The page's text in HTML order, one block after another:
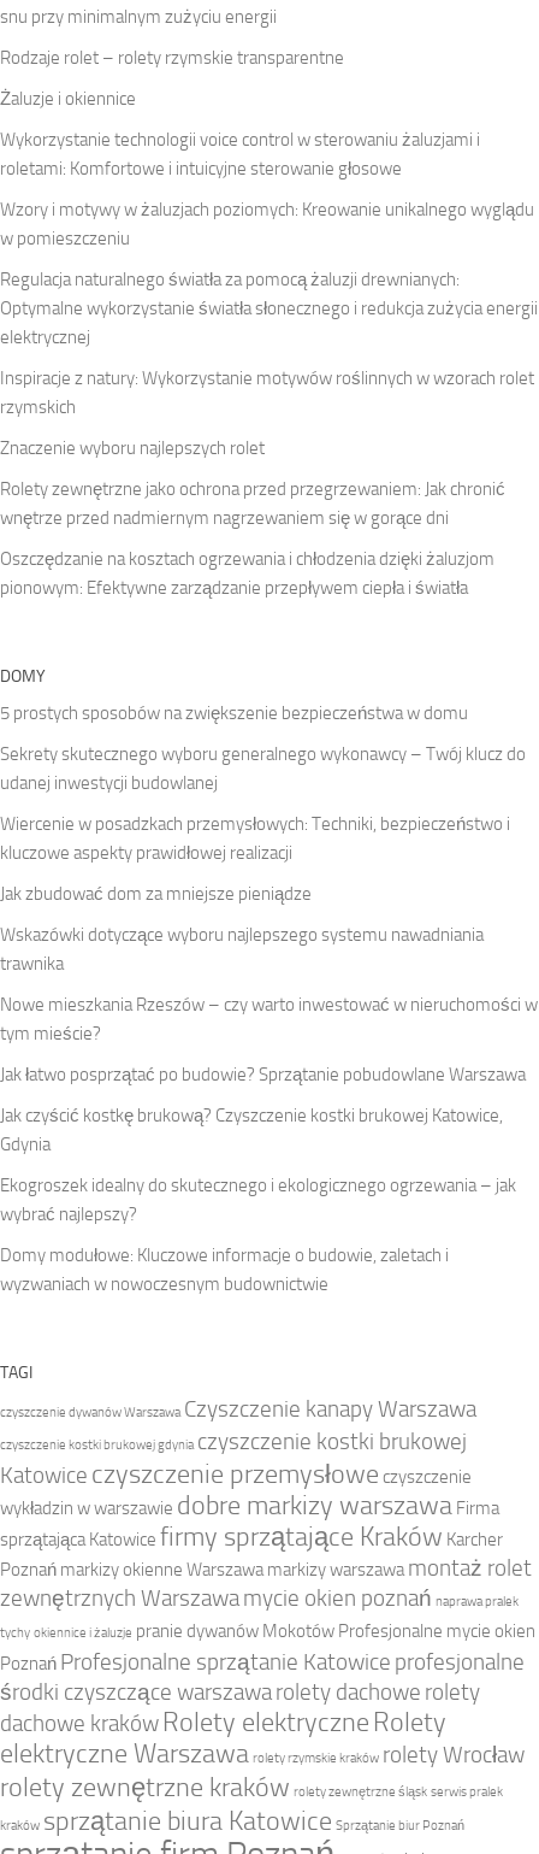
snu przy minimalnym zużyciu energii
Rodzaje rolet – rolety rzymskie transparentne
Żaluzje i okiennice
Wykorzystanie technologii voice control w sterowaniu żaluzjami i
roletami: Komfortowe i intuicyjne sterowanie głosowe
Wzory i motywy w żaluzjach poziomych: Kreowanie unikalnego wyglądu
w pomieszczeniu
Regulacja naturalnego światła za pomocą żaluzji drewnianych:
Optymalne wykorzystanie światła słonecznego i redukcja zużycia energii
elektrycznej
Inspiracje z natury: Wykorzystanie motywów roślinnych w wzorach rolet
rzymskich
Znaczenie wyboru najlepszych rolet
Rolety zewnętrzne jako ochrona przed przegrzewaniem: Jak chronić
wnętrze przed nadmiernym nagrzewaniem się w gorące dni
Oszczędzanie na kosztach ogrzewania i chłodzenia dzięki żaluzjom
pionowym: Efektywne zarządzanie przepływem ciepła i światła
DOMY
5 prostych sposobów na zwiększenie bezpieczeństwa w domu
Sekrety skutecznego wyboru generalnego wykonawcy – Twój klucz do
udanej inwestycji budowlanej
Wiercenie w posadzkach przemysłowych: Techniki, bezpieczeństwo i
kluczowe aspekty prawidłowej realizacji
Jak zbudować dom za mniejsze pieniądze
Wskazówki dotyczące wyboru najlepszego systemu nawadniania
trawnika
Nowe mieszkania Rzeszów – czy warto inwestować w nieruchomości w
tym mieście?
Jak łatwo posprzątać po budowie? Sprzątanie pobudowlane Warszawa
Jak czyścić kostkę brukową? Czyszczenie kostki brukowej Katowice,
Gdynia
Ekogroszek idealny do skutecznego i ekologicznego ogrzewania – jak
wybrać najlepszy?
Domy modułowe: Kluczowe informacje o budowie, zaletach i
wyzwaniach w nowoczesnym budownictwie
TAGI
czyszczenie dywanów Warszawa Czyszczenie kanapy Warszawa
czyszczenie kostki brukowej gdynia czyszczenie kostki brukowej
Katowice czyszczenie przemysłowe czyszczenie
wykładzin w warszawie dobre markizy warszawa Firma
sprzątająca Katowice firmy sprzątające Kraków Karcher
Poznań markizy okienne Warszawa markizy warszawa montaż rolet
zewnętrznych Warszawamycie okien poznań naprawa pralek
tychy okiennice i żaluzje pranie dywanów Mokotów Profesjonalne mycie okien
Poznań Profesjonalne sprzątanie Katowice profesjonalne
środki czyszczące warszawarolety dachowe rolety
dachowe kraków Rolety elektryczne Rolety
elektryczne Warszawa rolety rzymskie kraków rolety Wrocław
rolety zewnętrzne kraków rolety zewnętrzne śląsk serwis pralek
kraków sprzątanie biura Katowice Sprzątanie biur Poznań